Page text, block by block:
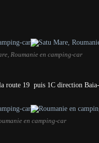
Roumanie en camping-car
route 19 puis 1C direction
en camping-car